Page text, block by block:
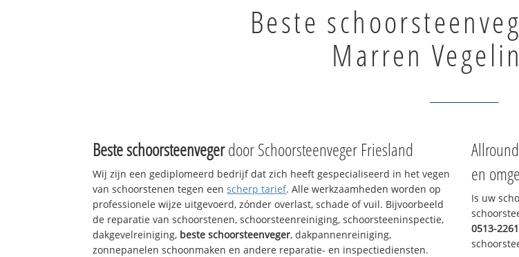
Beste
Marren
Beste schoorsteenvegerdoor Schoorsteenveger Friesland
Wij zijn een gediplomeerd bedrijf dat zich heeft gespecialiseerd in het vegen
van schoorstenen tegen eenscherp tarief. Alle werkzaamheden worden op
professionele wijze uitgevoerd, zónder overlast, schade of vuil. Bijvoorbeeld
de reparatie van schoorstenen, schoorsteenreiniging, schoorsteeninspectie,
dakgevelreiniging, beste schoorsteenveger, dakpannenreiniging,
zonnepanelen schoonmaken en andere reparatie- en inspectiediensten.
en
Is uw
0513-